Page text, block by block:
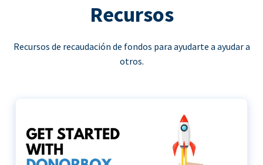
Recursos
Recursos de recaudación de fondos para ayudarte a ayudar a
otros.